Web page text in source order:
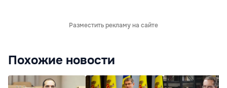
Разместить рекламу на сайте
Похожие новости